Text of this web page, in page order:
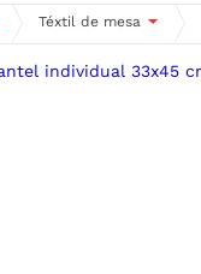
Téxtil de mesa